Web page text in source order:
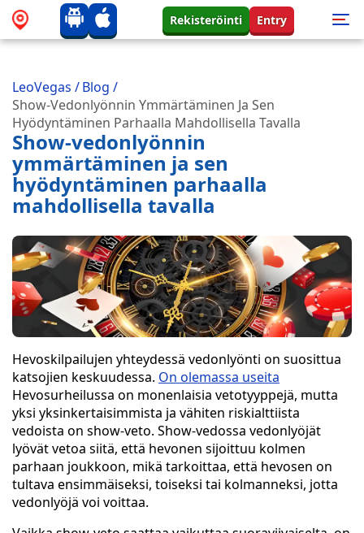
Rekisteröinti Entry
LeoVegas /Blog /
Show-Vedonlyönnin Ymmärtäminen Ja Sen
Hyödyntäminen Parhaalla Mahdollisella Tavalla
Show-vedonlyönnin
ymmärtäminen ja sen
hyödyntäminen parhaalla
mahdollisella tavalla
Hevoskilpailujen yhteydessä vedonlyönti on suosittua
katsojien keskuudessa. On olemassa useita
Hevosurheilussa on monenlaisia vetotyyppejä, mutta
yksi yksinkertaisimmista ja vähiten riskialttiista
vedoista on show-veto. Show-vedossa vedonlyöjät
lyövät vetoa siitä, että hevonen sijoittuu kolmen
parhaan joukkoon, mikä tarkoittaa, että hevosen on
tultava ensimmäiseksi, toiseksi tai kolmanneksi, jotta
vedonlyöjä voi voittaa.